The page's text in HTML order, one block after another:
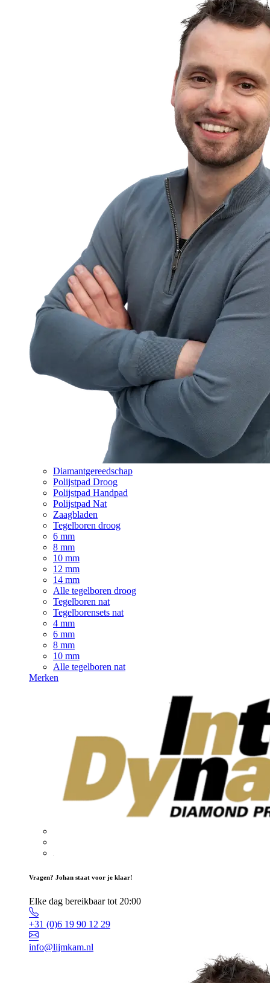
Diamantgereedschap
Polijstpad Droog
Polijstpad Handpad
Polijstpad Nat
Zaagbladen
Tegelboren droog
6 mm
8 mm
10 mm
12 mm
14 mm
Alle tegelboren droog
Tegelboren nat
Tegelborensets nat
4 mm
6 mm
8 mm
10 mm
Alle tegelboren nat
Merken
Vragen? Johan staat voor je klaar!
Elke dag bereikbaar tot 20:00
+31 (0)6 19 90 12 29
info@lijmkam.nl